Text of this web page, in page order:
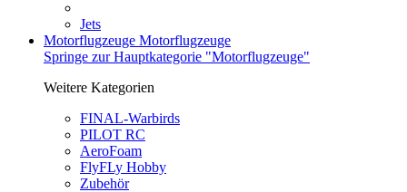
Jets
Motorflugzeuge Motorflugzeuge
Springe zur Hauptkategorie "Motorflugzeuge"
Weitere Kategorien
FINAL-Warbirds
PILOT RC
AeroFoam
FlyFLy Hobby
Zubehör